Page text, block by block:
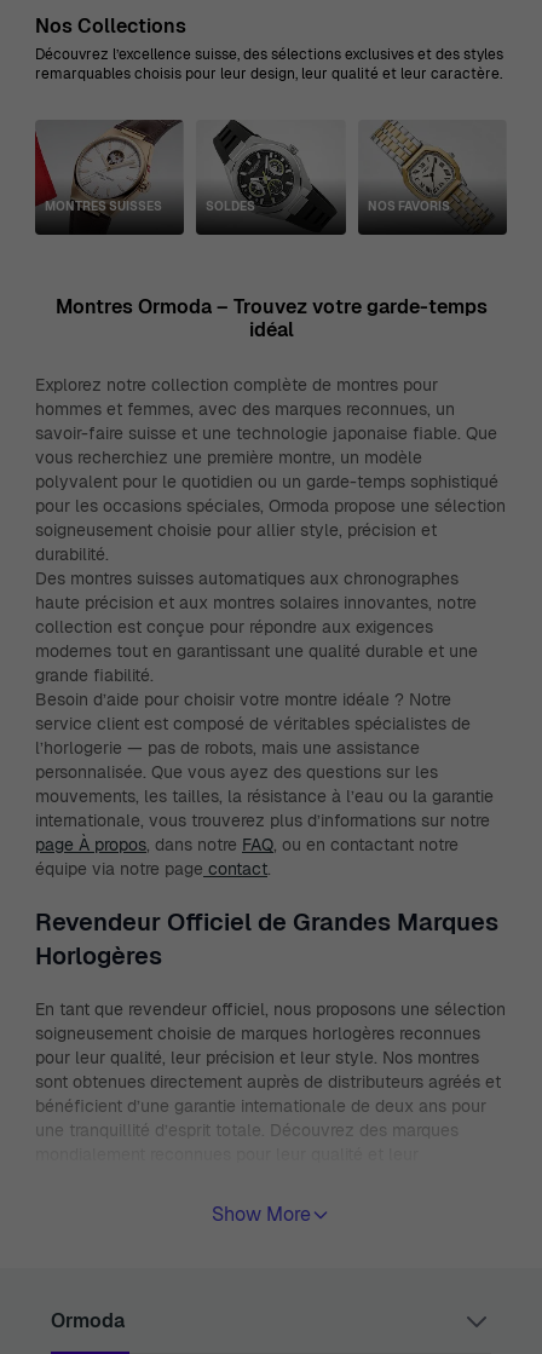
Nos Collections
Découvrez l’excellence suisse, des sélections exclusives et des styles
remarquables choisis pour leur design, leur qualité et leur caractère.
MONTRES SUISSES SOLDES NOS FAVORIS
Montres Ormoda – Trouvez votre garde-temps
idéal
Explorez notre collection complète de montres pour
hommes et femmes, avec des marques reconnues, un
savoir-faire suisse et une technologie japonaise fiable. Que
vous recherchiez une première montre, un modèle
polyvalent pour le quotidien ou un garde-temps sophistiqué
pour les occasions spéciales, Ormoda propose une sélection
soigneusement choisie pour allier style, précision et
durabilité.
Des montres suisses automatiques aux chronographes
haute précision et aux montres solaires innovantes, notre
collection est conçue pour répondre aux exigences
modernes tout en garantissant une qualité durable et une
grande fiabilité.
Besoin d’aide pour choisir votre montre idéale ? Notre
service client est composé de véritables spécialistes de
l’horlogerie — pas de robots, mais une assistance
personnalisée. Que vous ayez des questions sur les
mouvements, les tailles, la résistance à l’eau ou la garantie
internationale, vous trouverez plus d’informations sur notre
page À propos, dans notre FAQ, ou en contactant notre
équipe via notre page contact.
Revendeur Officiel de Grandes Marques
Horlogères
En tant que revendeur officiel, nous proposons une sélection
soigneusement choisie de marques horlogères reconnues
pour leur qualité, leur précision et leur style. Nos montres
sont obtenues directement auprès de distributeurs agréés et
bénéficient d’une garantie internationale de deux ans pour
une tranquillité d’esprit totale. Découvrez des marques
trouvez celle qui correspond parfaitement à votre style et à
Précision Suisse
Show More
Ormoda